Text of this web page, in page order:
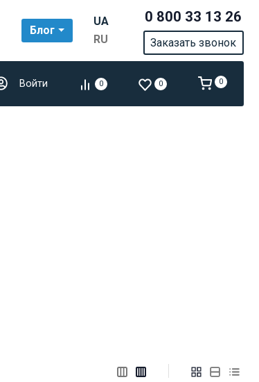
Блог
UA
RU
0 800 33 13 26
Заказать звонок
Войти 0 0 0